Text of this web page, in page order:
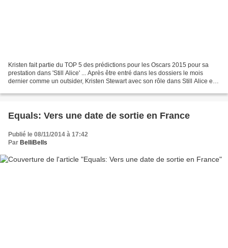
Kristen fait partie du TOP 5 des prédictions pour les Oscars 2015 pour sa
prestation dans 'Still Alice' ... Après être entré dans les dossiers le mois
dernier comme un outsider, Kristen Stewart avec son rôle dans Still Alice est
Equals: Vers une date de sortie en France
Publié le 08/11/2014 à 17:42
Par BelliBells